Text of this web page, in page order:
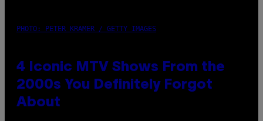
PHOTO: PETER KRAMER / GETTY IMAGES
4 Iconic MTV Shows From the
2000s You Definitely Forgot
About